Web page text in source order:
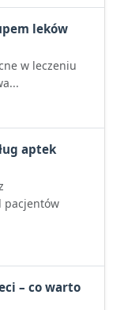
leków
w leczeniu
aptek
pacjentów
– co warto